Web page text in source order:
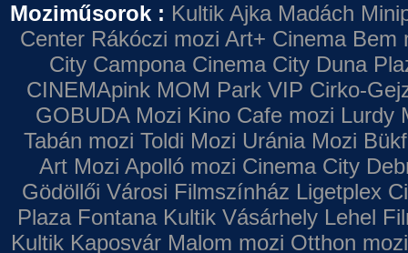
Moziműsorok : Kultik Ajka Madách
Center Rákóczi mozi Art+ Cinema Bem
City Campona Cinema City Duna
CINEMApink MOM Park VIP Cirko-
GOBUDA Mozi Kino Cafe mozi Lurdy
Tabán mozi Toldi Mozi Uránia Mozi
Art Mozi Apolló mozi Cinema City
Gödöllői Városi Filmszínház Ligetplex
Plaza Fontana Kultik Vásárhely Lehel
Kultik Kaposvár Malom mozi Otthon mozi